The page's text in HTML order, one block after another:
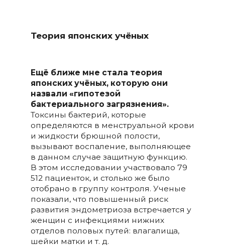
Теория японских учёных
Ещё ближе мне стала теория
японских учёных, которую они
назвали «гипотезой
бактериального загрязнения».
Токсины бактерий, которые
определяются в менструальной крови
и жидкости брюшной полости,
вызывают воспаление, выполняющее
в данном случае защитную функцию.
В этом исследовании участвовало 79
512 пациенток, и столько же было
отобрано в группу контроля. Ученые
показали, что повышенный риск
развития эндометриоза встречается у
женщин с инфекциями нижних
отделов половых путей: влагалища,
шейки матки и т. д.